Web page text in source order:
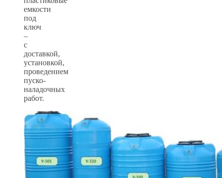
емкости
под
ключ
–
с
доставкой,
установкой,
проведением
пуско-
наладочных
работ.